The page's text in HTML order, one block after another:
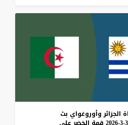
الجزائر وأوروغواي بث